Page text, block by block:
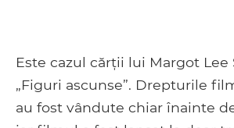
Este cazul cărții lui Margot
„Figuri ascunse”. Drepturile
au fost vândute chiar înainte